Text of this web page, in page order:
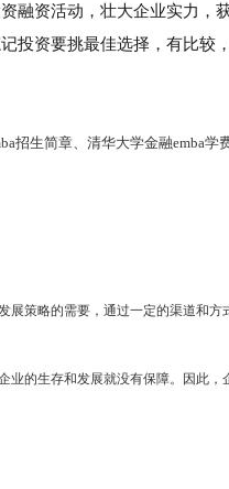
融资活动，壮大企业实力，
投资要挑最佳选择，有比较
招生简章、清华大学金融emba学
策略的需要，通过一定的渠道和
的生存和发展就没有保障。因此